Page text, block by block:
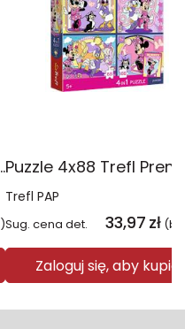
Disney Mickey Mouse 23045
Trefl PAP
Sug. cena det. 33,97 zł
Zaloguj się, aby kupić